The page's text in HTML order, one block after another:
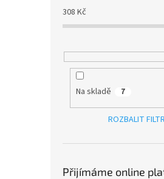
308 Kč
Na skladě 7
ROZBALIT FILTR
Přijímáme online